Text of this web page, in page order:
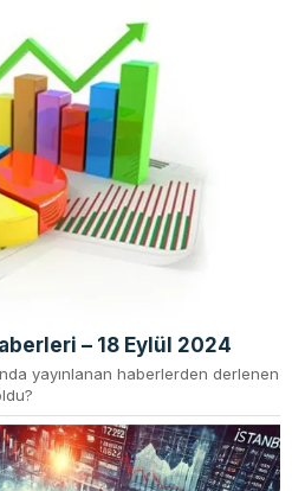
– 18 Eylül 2024
yayınlanan haberlerden derlenen